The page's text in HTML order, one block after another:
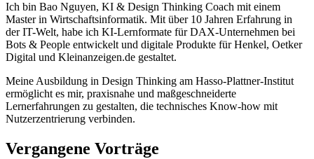
Ich bin Bao Nguyen, KI & Design Thinking Coach mit einem
Master in Wirtschaftsinformatik. Mit über 10 Jahren Erfahrung in
der IT-Welt, habe ich KI-Lernformate für DAX-Unternehmen bei
Bots & People entwickelt und digitale Produkte für Henkel, Oetker
Digital und Kleinanzeigen.de gestaltet.
Meine Ausbildung in Design Thinking am Hasso-Plattner-Institut
ermöglicht es mir, praxisnahe und maßgeschneiderte
Lernerfahrungen zu gestalten, die technisches Know-how mit
Nutzerzentrierung verbinden.
Vergangene Vorträge